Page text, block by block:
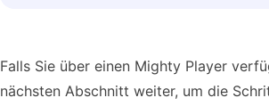
Falls Sie über einen Mighty Player
nächsten Abschnitt weiter, um die